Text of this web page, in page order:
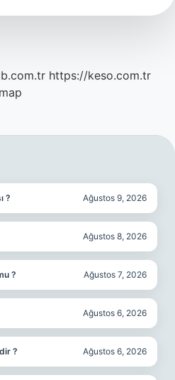
https://keso.com.tr
? Ağustos 9, 2026
Ağustos 8, 2026
? Ağustos 7, 2026
Ağustos 6, 2026
? Ağustos 6, 2026